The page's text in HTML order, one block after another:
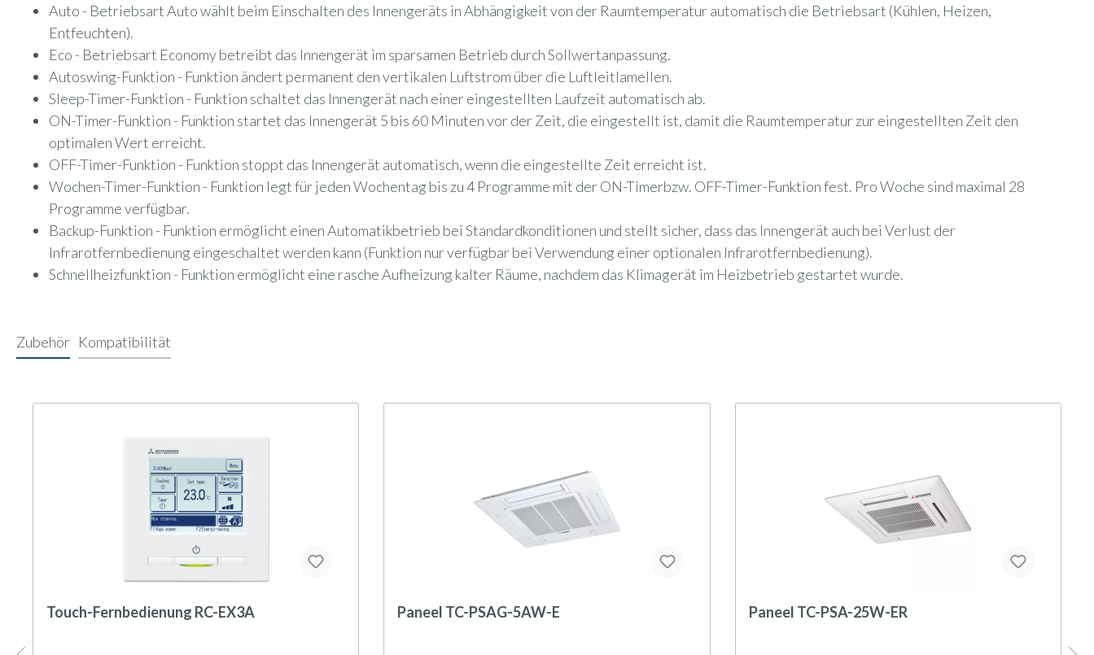
Auto - Betriebsart Auto wählt beim Einschalten des Innengeräts in Abhängigkeit von der Raumtemperatur automatisch die Betriebsart (Kühlen, Heizen,
Entfeuchten).
Eco - Betriebsart Economy betreibt das Innengerät im sparsamen Betrieb durch Sollwertanpassung.
Autoswing-Funktion - Funktion ändert permanent den vertikalen Luftstrom über die Luftleitlamellen.
Sleep-Timer-Funktion - Funktion schaltet das Innengerät nach einer eingestellten Laufzeit automatisch ab.
ON-Timer-Funktion - Funktion startet das Innengerät 5 bis 60 Minuten vor der Zeit, die eingestellt ist, damit die Raumtemperatur zur eingestellten Zeit den
optimalen Wert erreicht.
OFF-Timer-Funktion - Funktion stoppt das Innengerät automatisch, wenn die eingestellte Zeit erreicht ist.
Wochen-Timer-Funktion - Funktion legt für jeden Wochentag bis zu 4 Programme mit der ON-Timerbzw. OFF-Timer-Funktion fest. Pro Woche sind maximal 28
Programme verfügbar.
Backup-Funktion - Funktion ermöglicht einen Automatikbetrieb bei Standardkonditionen und stellt sicher, dass das Innengerät auch bei Verlust der
Infrarotfernbedienung eingeschaltet werden kann (Funktion nur verfügbar bei Verwendung einer optionalen Infrarotfernbedienung).
Schnellheizfunktion - Funktion ermöglicht eine rasche Aufheizung kalter Räume, nachdem das Klimagerät im Heizbetrieb gestartet wurde.
Zubehör Kompatibilität
Touch-Fernbedienung RC-EX3A Paneel TC-PSAG-5AW-E Paneel TC-PSA-25W-ER